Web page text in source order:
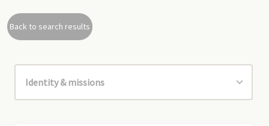
Back to search results